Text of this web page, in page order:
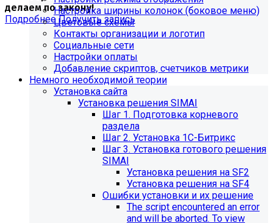
делаем по закону!
ПодробнееПолучить запись
Обновления в разделе
"Педагогический состав"
Настройка ширины колонок (боковое меню)
Цветовые схемы
Контакты организации и логотип
Социальные сети
Настройки оплаты
Добавление скриптов, счетчиков метрики
Немного необходимой теории
Установка сайта
Установка решения SIMAI
Шаг 1. Подготовка корневого
раздела
Шаг 2. Установка 1С-Битрикс
Шаг 3. Установка готового решения
SIMAI
Установка решения на SF2
Установка решения на SF4
Ошибки установки и их решение
The script encountered an error
and will be aborted. To view